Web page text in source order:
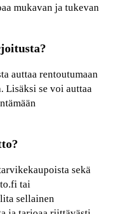
mukavan ja tukevan
auttaa rentoutumaan
Lisäksi se voi auttaa
sekä
tai
sellainen